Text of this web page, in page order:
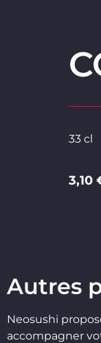
33 cl
3,10
Autres
Neosushi
accompagner